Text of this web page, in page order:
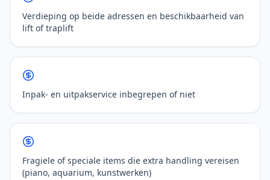
Verdieping op beide adressen en beschikbaarheid van
lift of traplift
Inpak- en uitpakservice inbegrepen of niet
Fragiele of speciale items die extra handling vereisen
(piano, aquarium, kunstwerken)